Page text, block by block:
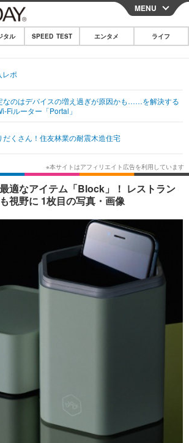
CLOSE
その他
映画・ドラマ
韓国・芸能
スポーツ
その他
グルメ
ショッピング
方法
MENU
タル SPEED TEST エンタメ ライフ
レポ
なのはデバイスの増え過ぎが原因かも……を解決する
Fiルーター「Portal」
だくさん！住友林業の耐震木造住宅
適なアイテム「Block」！ レストラン
視野に 1枚目の写真・画像